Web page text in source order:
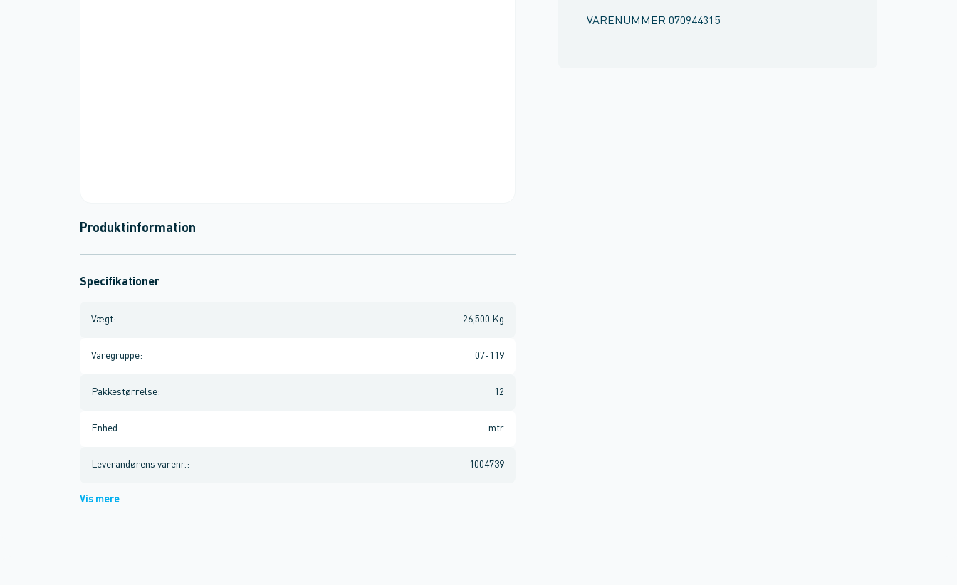
VARENUMMER 070944315
Produktinformation
Specifikationer
Vægt: 26,500 Kg
Varegruppe: 07-119
Pakkestørrelse: 12
Enhed : mtr
Leverandørens varenr. : 1004739
Vis mere